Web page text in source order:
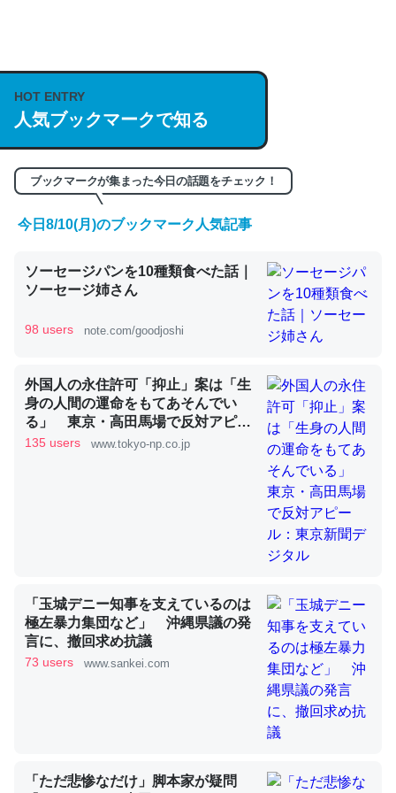
説してる記事が少ないので貴重な良記事。/続編来た
https://isobe324649.hatenablog.com/entry/2023/03/27
/064121
─GPTの仕組みと限界についての考察（１） - conceptualization
くらい。小説でいう「ずっと前の伏線」は回収されないけ
ど、短期記憶というには多い分量。進化すればするほど分
かりやすく強くなりそう
昆虫ってカルシウム少ないのか。知らんかった。調べたら
コオロギのカルシウム分はエビの600分の1程度。
─ニュース :: 【研究発表】昆虫学の大問題＝「昆虫はなぜ海にいな
論文では「淡水はカルシウムも酸素も不足してて両方に不
利だから両方が拮抗してるのでは」とあって面白い。海に
いる鋏角類（カブトガニ・ウミグモ）はカルシウムを使わ
ずキチンを強化してる筈だが、酵素が違うのか？
─ニュース :: 【研究発表】昆虫学の大問題＝「昆虫はなぜ海にいな
HOT ENTRY
人気ブックマークで知る
ブックマークが集まった今日の話題をチェック！
今日8/10(月)のブックマーク人気記事
ソーセージパンを10種類食べた話｜
ソーセージ姉さん
98 users note.com/goodjoshi
外国人の永住許可「抑止」案は「生
身の人間の運命をもてあそんでい
る」 東京・高田馬場で反対アピー
ル：東京新聞デジタル
135 users www.tokyo-np.co.jp
「玉城デニー知事を支えているのは
極左暴力集団など」 沖縄県議の発
言に、撤回求め抗議
73 users www.sankei.com
「ただ悲惨なだけ」脚本家が疑問